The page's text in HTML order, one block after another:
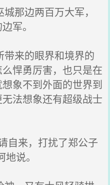
那边两百万大军，
军。
来的眼界和境界的
悍勇厉害，也只是在
象不到外面的世界到
法想象还有超级战士
自来，打扰了郑公子
说。